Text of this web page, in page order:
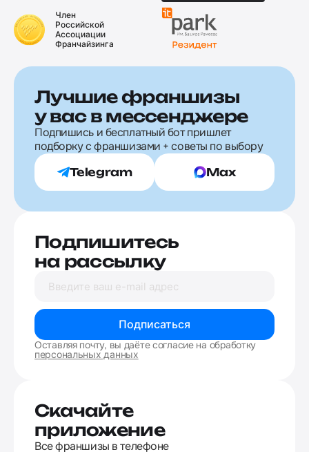
Член
Российской
Ассоциации
Франчайзинга
Лучшие франшизы
у вас в мессенджере
Подпишись и бесплатный бот пришлет
подборку с франшизами + советы по выбору
Telegram Max
Подпишитесь
на рассылку
Подписаться
Оставляя почту, вы даёте согласие на обработку
персональных данных
Скачайте
приложение
Все франшизы в телефоне